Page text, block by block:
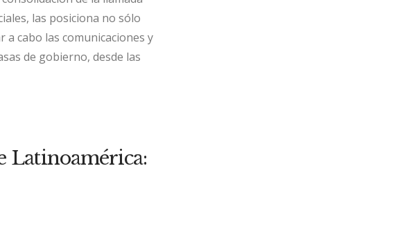
las posiciona no sólo
cabo las comunicaciones y
de gobierno, desde las
Latinoamérica: